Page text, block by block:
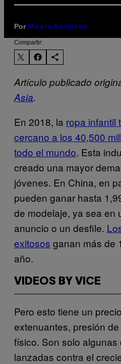
Por Meera Navlakha
Compartir:
Artículo publicado
Asia.
En 2018, la ropa infantil
cercano a los 40,500
todo el mundo. Esta
creado una mayor
jóvenes. En China, en
pueden ganar hasta
de modelaje, ya sea en
anuncio o un desfile.
exitosos ganan más de
año.
VIDEOS BY VICE
Pero esto tiene un
extenuantes, presión
físico. Son solo algunas
lanzadas contra el